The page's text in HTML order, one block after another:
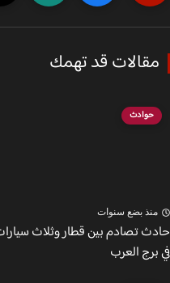
قد تهمك
حوادث
بضع سنوات
تصادم بين قطار وثلاث سيارات
العرب